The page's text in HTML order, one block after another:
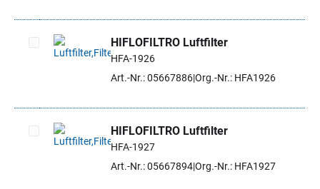
Artikel auswählen
HIFLOFILTRO Luftfilter
HFA-1926
Art.-Nr.: 05667886Org.-Nr.: HFA1926
Artikel auswählen
HIFLOFILTRO Luftfilter
HFA-1927
Art.-Nr.: 05667894Org.-Nr.: HFA1927